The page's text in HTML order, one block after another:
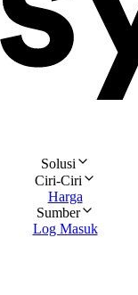
Solusi
Ciri-Ciri
Harga
Sumber
Log Masuk